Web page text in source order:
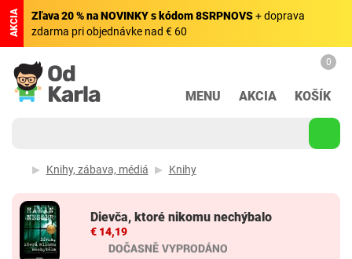
AKCIA Zľava 20 % na NOVINKY s kódom 8SRPNOVS+ doprava
zdarma pri objednávke nad € 60
MENU AKCIA
0
KOŠÍK
Knihy, zábava, médiá Knihy
Dievča, ktoré nikomu nechýbalo
€ 14,19